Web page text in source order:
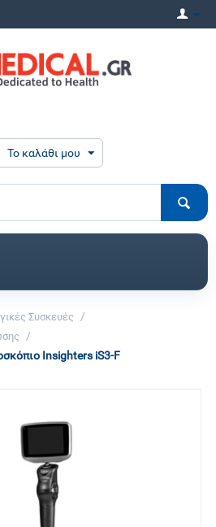
Το καλάθι μου
Συσκευές /
/
Insighters iS3-F